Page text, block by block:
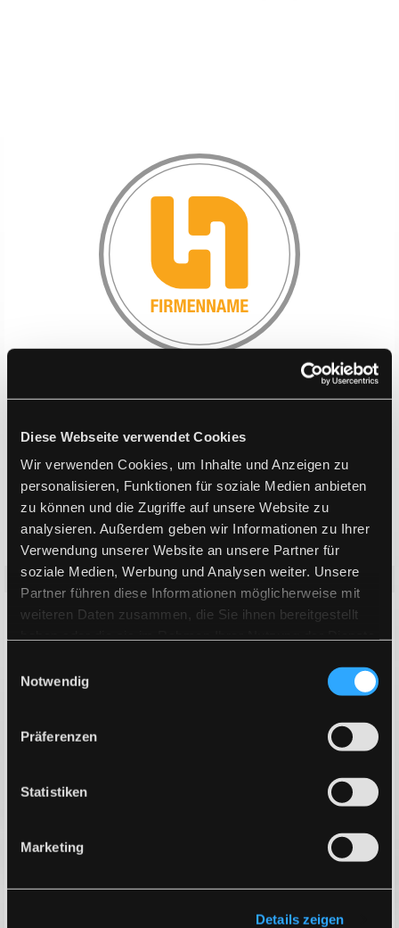
Diese Webseite verwendet Cookies
Wir verwenden Cookies, um Inhalte und Anzeigen zu
personalisieren, Funktionen für soziale Medien anbieten
zu können und die Zugriffe auf unsere Website zu
analysieren. Außerdem geben wir Informationen zu Ihrer
Verwendung unserer Website an unsere Partner für
soziale Medien, Werbung und Analysen weiter. Unsere
Partner führen diese Informationen möglicherweise mit
weiteren Daten zusammen, die Sie ihnen bereitgestellt
Notwendig
Präferenzen
Statistiken
Marketing
Details zeigen
Preis?
Unsere Designer erstellen Ihnen ein professionelles Logo,
das Sie für Ihre Website und natürlich auch für alle anderen
Werbezwecke nutzen können.
entworfenen Website gehören auch Fotos, zum